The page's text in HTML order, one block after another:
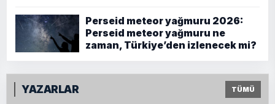
Perseid meteor yağmuru 2026:
Perseid meteor yağmuru ne
zaman, Türkiye’den izlenecek mi?
YAZARLAR TÜMÜ